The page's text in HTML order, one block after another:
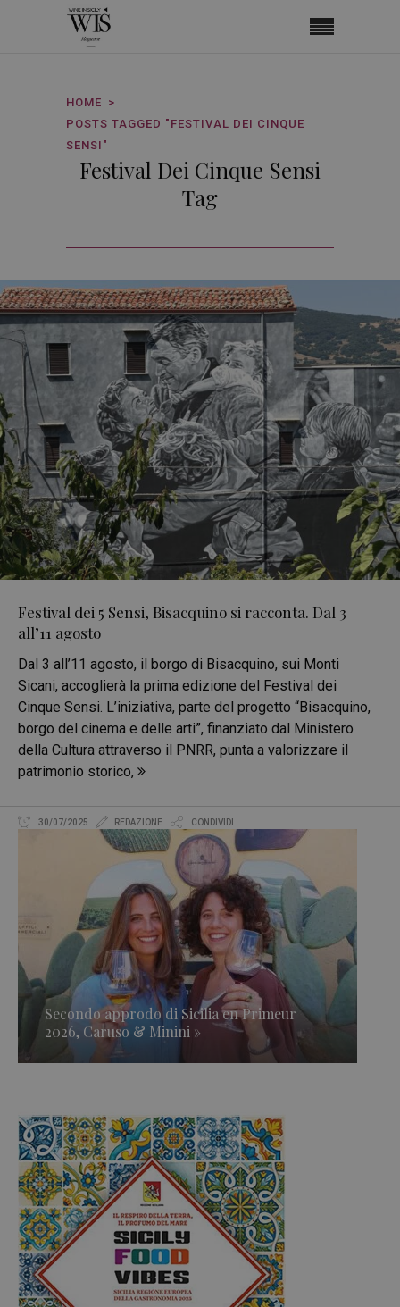
HOME
POSTS TAGGED "FESTIVAL DEI CINQUE
SENSI"
Festival Dei Cinque Sensi
Tag
Festival dei 5 Sensi, Bisacquino si racconta. Dal 3
all’11 agosto
Dal 3 all’11 agosto, il borgo di Bisacquino, sui Monti
Sicani, accoglierà la prima edizione del Festival dei
Cinque Sensi. L’iniziativa, parte del progetto “Bisacquino,
borgo del cinema e delle arti”, finanziato dal Ministero
della Cultura attraverso il PNRR, punta a valorizzare il
patrimonio storico,
30/07/2025 REDAZIONE CONDIVIDI
Secondo approdo di Sicilia en Primeur
2026, Caruso & Minini »